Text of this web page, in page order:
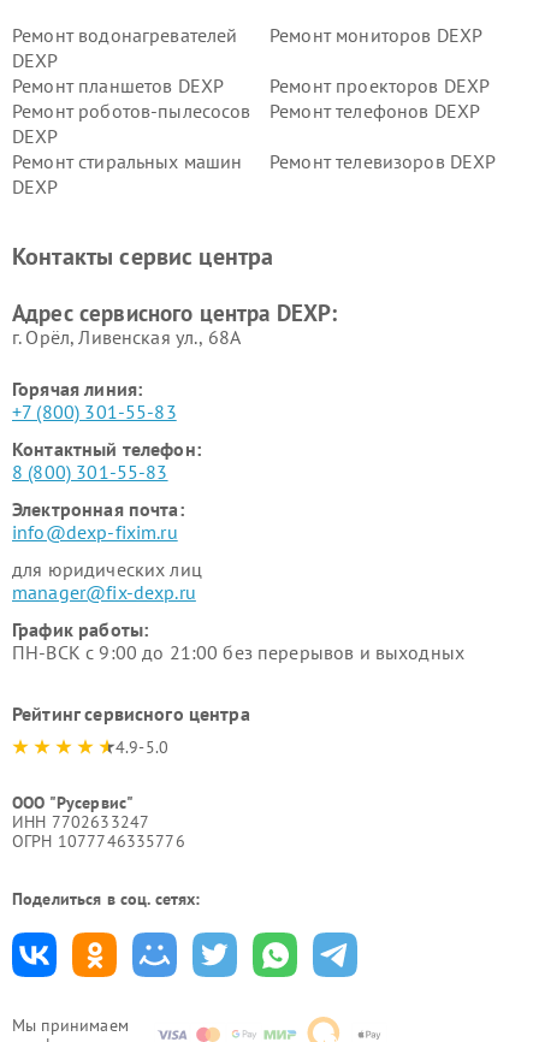
Мы принимаем
Ремонт водонагревателей
DEXP
Ремонт мониторов DEXP
Ремонт планшетов DEXP
Ремонт проекторов DEXP
Ремонт роботов-пылесосов
DEXP
Ремонт телефонов DEXP
Ремонт стиральных машин
DEXP
Ремонт телевизоров DEXP
Ремонт серверов DEXP
Ремонт мини пк DEXP
Контакты сервис центра
Адрес сервисного центра DEXP:
г. Орёл, Ливенская ул., 68А
Горячая линия:
+7 (800) 301-55-83
Контактный телефон:
8 (800) 301-55-83
Электронная почта:
info@dexp-fixim.ru
для юридических лиц
manager@fix-dexp.ru
График работы:
ПН-ВСК с 9:00 до 21:00 без перерывов и выходных
Рейтинг сервисного центра
4.9-5.0
ООО "Русервис"
ИНН 7702633247
ОГРН 1077746335776
Поделиться в соц. сетях: